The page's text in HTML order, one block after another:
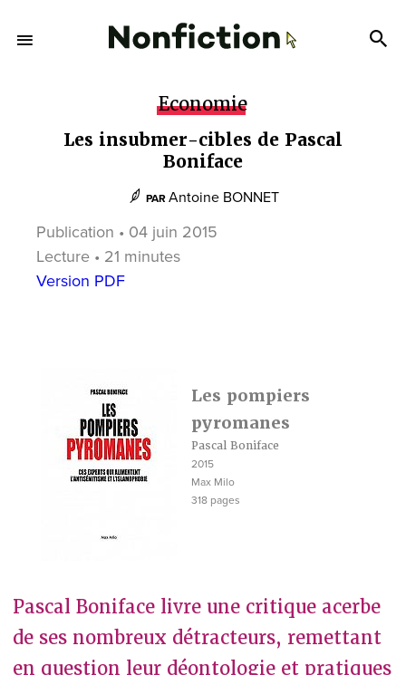
Economie
Les insubmer-cibles de Pascal
Boniface
PAR Antoine BONNET
Publication • 04 juin 2015
Lecture • 21 minutes
Version PDF
Les pompiers
pyromanes
Pascal Boniface
2015
Max Milo
318 pages
Pascal Boniface livre une critique acerbe
de ses nombreux détracteurs, remettant
en question leur déontologie et pratiques